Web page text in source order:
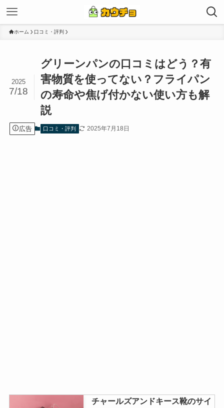
ホーム 口コミ・評判
グリーンパンの口コミはどう？有
害物質を使ってない？フライパン
の寿命や焦げ付かない使い方も解
説
2025
7/18
広告 口コミ・評判 2025年7月18日
チャールズアンドキース靴のサイ